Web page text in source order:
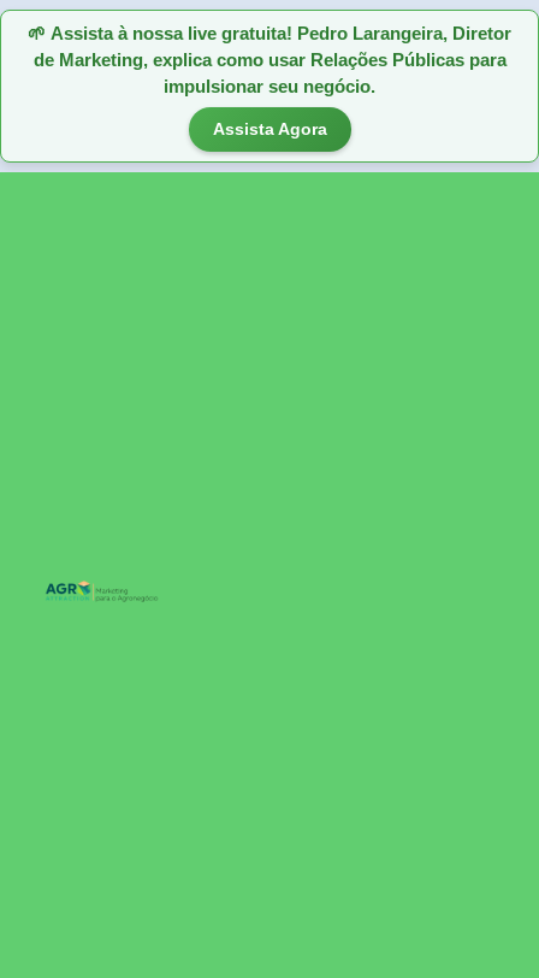
🌱 Assista à nossa live gratuita! Pedro Larangeira, Diretor
de Marketing, explica como usar Relações Públicas para
impulsionar seu negócio.
Assista Agora